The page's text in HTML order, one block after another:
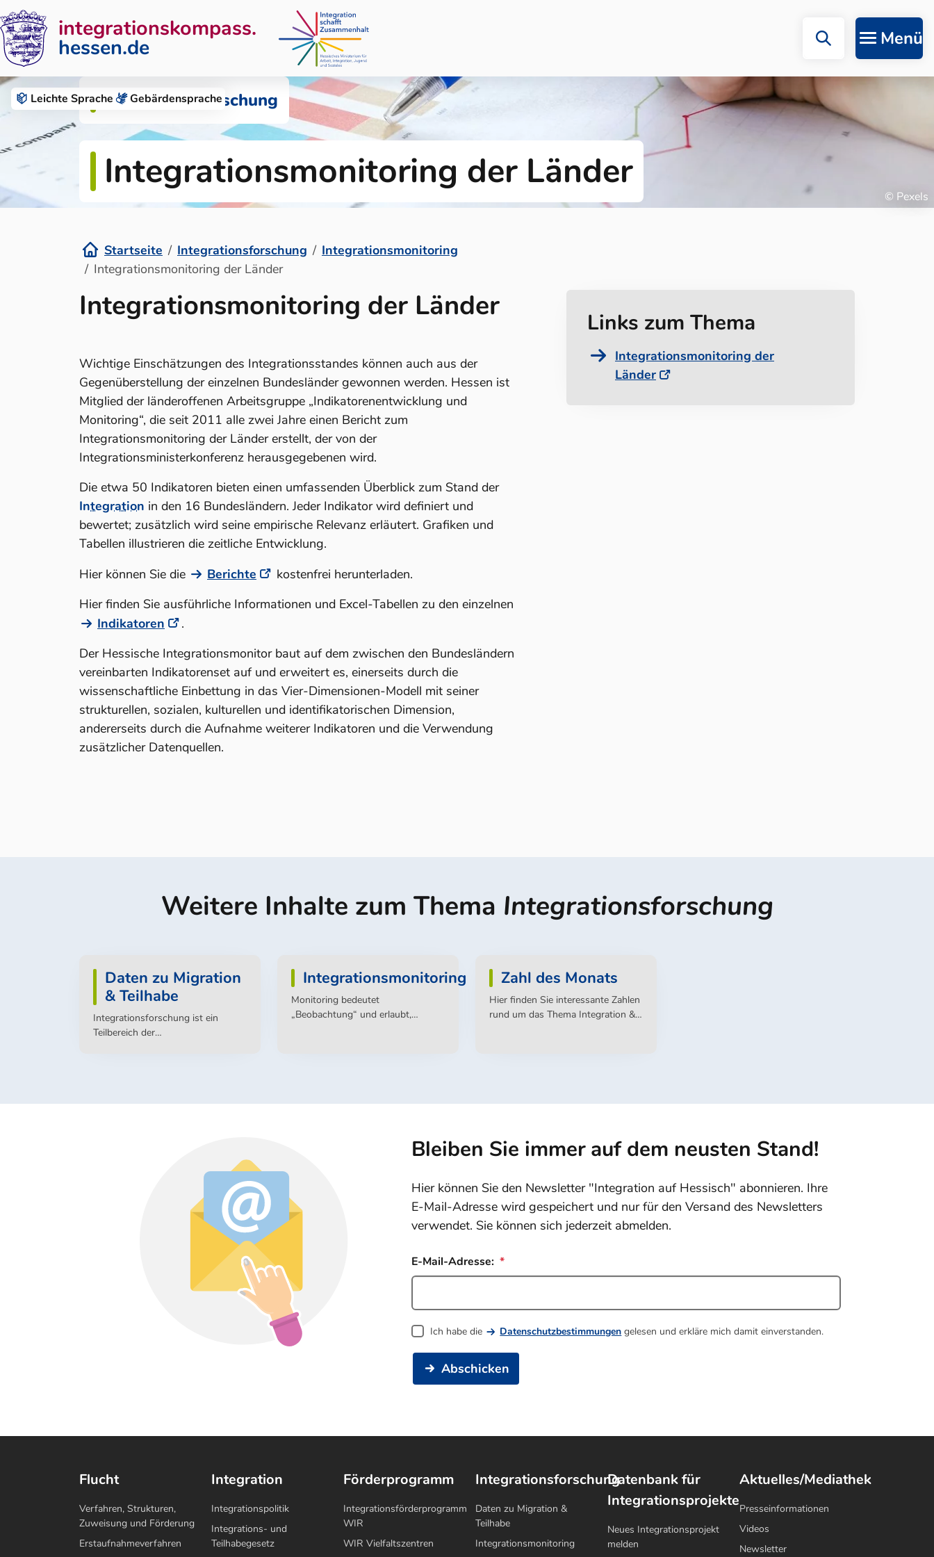
Leichte Sprache Gebärden­sprache
Zum Inhalt springen
integrationskompass.
hessen.de Menü
Integrationsforschung
Integrationsmonitoring der Länder
© Pexels
Startseite Integrationsforschung
Integrationsmonitoring
Integrationsmonitoring der Länder
Integrationsmonitoring der Länder
Wichtige Einschätzungen des Integrationsstandes können auch aus der
Gegenüberstellung der einzelnen Bundesländer gewonnen werden. Hessen ist
Mitglied der länderoffenen Arbeitsgruppe „Indikatorenentwicklung und
Monitoring“, die seit 2011 alle zwei Jahre einen Bericht zum
Integrationsmonitoring der Länder erstellt, der von der
Integrationsministerkonferenz herausgegebenen wird.
Die etwa 50 Indikatoren bieten einen umfassenden Überblick zum Stand der
Integration in den 16 Bundesländern. Jeder Indikator wird definiert und
bewertet; zusätzlich wird seine empirische Relevanz erläutert. Grafiken und
Tabellen illustrieren die zeitliche Entwicklung.
Hier können Sie die
Berichte
kostenfrei herunterladen.
Hier finden Sie ausführliche Informationen und Excel-Tabellen zu den einzelnen
Indikatoren
.
Der Hessische Integrationsmonitor baut auf dem zwischen den Bundesländern
vereinbarten Indikatorenset auf und erweitert es, einerseits durch die
wissenschaftliche Einbettung in das Vier-Dimensionen-Modell mit seiner
strukturellen, sozialen, kulturellen und identifikatorischen Dimension,
andererseits durch die Aufnahme weiterer Indikatoren und die Verwendung
zusätzlicher Datenquellen.
Links zum Thema
Integrationsmonitoring der
Länder
Weitere Inhalte zum Thema Integrationsforschung
Daten zu Migration
& Teilhabe
Integrationsforschung ist ein
Teilbereich der
ihrer Nachkommen, beispielsweise
Integrationsmonitoring
Monitoring bedeutet
„Beobachtung“ und erlaubt,
Fehlentwicklungen zu erkennen.
Zahl des Monats
Hier finden Sie interessante Zahlen
rund um das Thema Integration &
Bleiben Sie immer auf dem neusten Stand!
Hier können Sie den Newsletter "Integration auf Hessisch" abonnieren. Ihre
E-Mail-Adresse wird gespeichert und nur für den Versand des Newsletters
verwendet. Sie können sich jederzeit abmelden.
E-Mail-Adresse:
Ich habe die Datenschutzbestimmungen gelesen und erkläre mich damit einverstanden.
Abschicken
Flucht
Verfahren, Strukturen,
Zuweisung und Förderung
Erstaufnahmeverfahren
Integration
Integrationspolitik
Integrations- und
Teilhabegesetz
Förderprogramm
Integrationsförderprogramm
WIR
WIR Vielfaltszentren
Integrationsforschung
Daten zu Migration &
Teilhabe
Integrationsmonitoring
Datenbank für
Integrationsprojekte
Neues Integrationsprojekt
melden
Aktuelles/Mediathek
Presseinformationen
Videos
Newsletter